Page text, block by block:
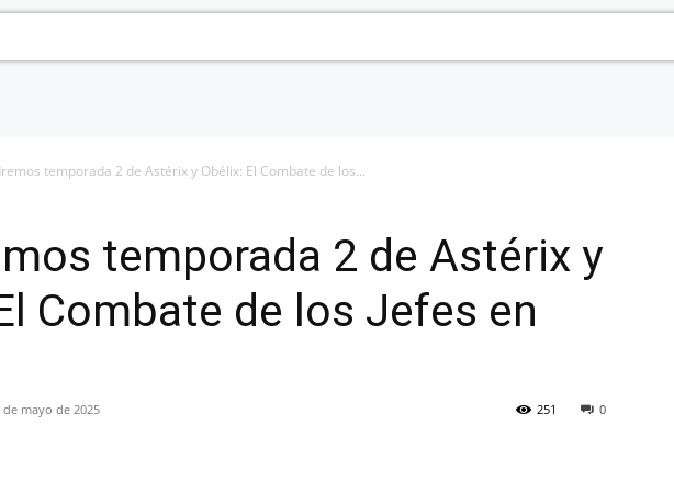
temporada 2 de Astérix y Obélix: El Combate de los...
temporada 2 de Astérix y
Combate de los Jefes en
de mayo de 2025 0
251